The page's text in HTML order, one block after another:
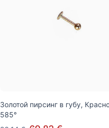
Золотой пирсинг в губу,
585°